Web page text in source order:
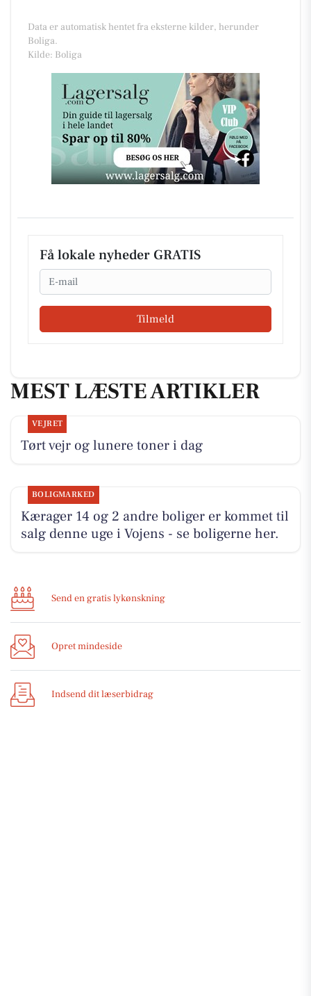
Data er automatisk hentet fra eksterne kilder, herunder
Boliga.
Kilde: Boliga
Få lokale nyheder GRATIS
Email
Tilmeld
MEST LÆSTE ARTIKLER
VEJRET
Tørt vejr og lunere toner i dag
BOLIGMARKED
Kærager 14 og 2 andre boliger er kommet til
salg denne uge i Vojens - se boligerne her.
Send en gratis lykønskning
Opret mindeside
Indsend dit læserbidrag